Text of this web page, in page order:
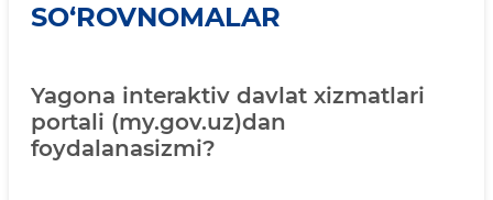
SO‘ROVNOMALAR
Yagona interaktiv davlat xizmatlari
portali (my.gov.uz)dan
foydalanasizmi?